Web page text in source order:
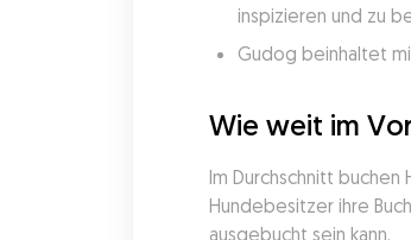
inspizieren und zu
Gudog beinhaltet
Wie weit im
Im Durchschnitt
Hundebesitzer ihre
ausgebucht sein kann.